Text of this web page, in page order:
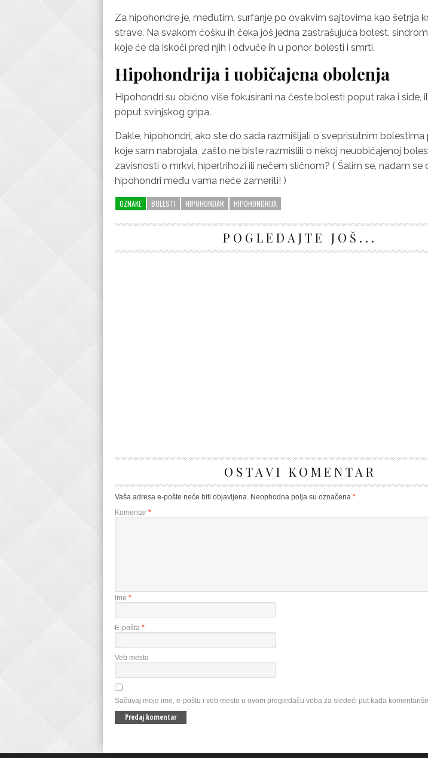
Za hipohondre je, međutim, surfanje po ovakvim sajtovima kao šetnja
strave. Na svakom ćošku ih čeka još jedna zastrašujuća bolest,
koje će da iskoči pred njih i odvuče ih u ponor bolesti i smrti.
Hipohondrija i uobičajena obolenja
Hipohondri su obično više fokusirani na česte bolesti poput raka i side,
poput svinjskog gripa.
Dakle, hipohondri, ako ste do sada razmišljali o sveprisutnim
koje sam nabrojala, zašto ne biste razmislili o nekoj neuobičajenoj
zavisnosti o mrkvi, hipertrihozi ili nečem sličnom? ( Šalim se, nadam se
hipohondri među vama neće zameriti! )
OZNAKE BOLESTI HIPOHONDAR HIPOHONDRIJA
POGLEDAJTE JOŠ...
OSTAVI KOMENTAR
Vaša adresa e-pošte neće biti objavljena. Neophodna polja su označena *
Komentar *
Ime *
E-pošta *
Veb mesto
Sačuvaj moje ime, e-poštu i veb mesto u ovom pregledaču veba za sledeći put kada